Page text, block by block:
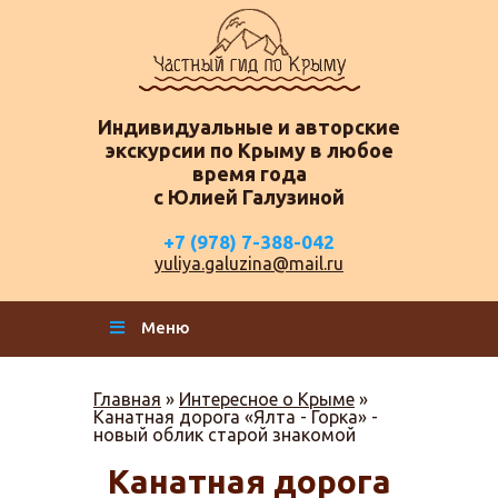
Индивидуальные и авторские
экскурсии по Крыму в любое
время года
с Юлией Галузиной
+7 (978) 7-388-042
yuliya.galuzina@mail.ru
Меню
Главная » Интересное о Крыме »
Канатная дорога «Ялта - Горка» -
новый облик старой знакомой
Канатная дорога